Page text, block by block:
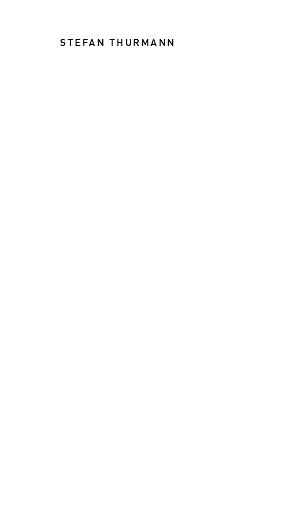
STEFAN THURMANN